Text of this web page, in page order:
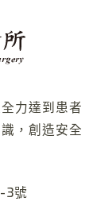
力達到患者
，創造安全
3號